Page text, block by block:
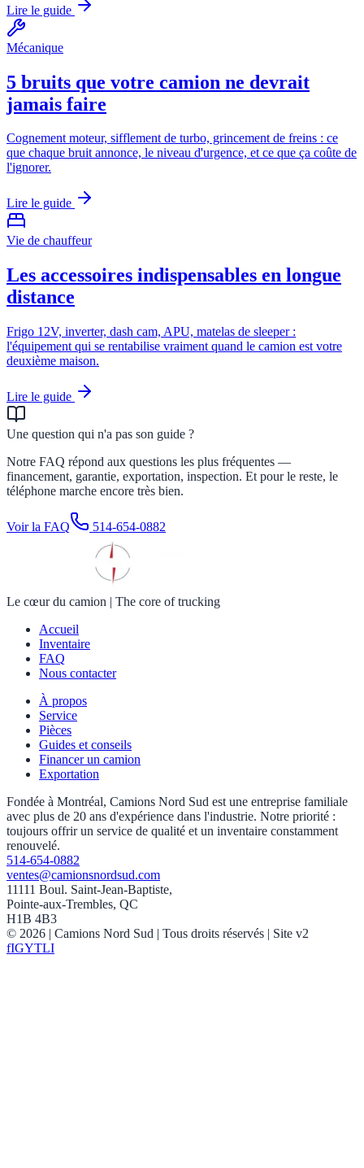
Lire le guide
Mécanique
5 bruits que votre camion ne devrait
jamais faire
Cognement moteur, sifflement de turbo, grincement de freins : ce
que chaque bruit annonce, le niveau d'urgence, et ce que ça coûte de
l'ignorer.
Lire le guide
Vie de chauffeur
Les accessoires indispensables en longue
distance
Frigo 12V, inverter, dash cam, APU, matelas de sleeper :
l'équipement qui se rentabilise vraiment quand le camion est votre
deuxième maison.
Lire le guide
Une question qui n'a pas son guide ?
Notre FAQ répond aux questions les plus fréquentes —
financement, garantie, exportation, inspection. Et pour le reste, le
téléphone marche encore très bien.
Voir la FAQ 514-654-0882
Le cœur du camion | The core of trucking
Accueil
Inventaire
FAQ
Nous contacter
À propos
Service
Pièces
Guides et conseils
Financer un camion
Exportation
Fondée à Montréal, Camions Nord Sud est une entreprise familiale
avec plus de 20 ans d'expérience dans l'industrie. Notre priorité :
toujours offrir un service de qualité et un inventaire constamment
renouvelé.
514-654-0882
ventes@camionsnordsud.com
11111 Boul. Saint-Jean-Baptiste,
Pointe-aux-Trembles, QC
H1B 4B3
© 2026 | Camions Nord Sud | Tous droits réservés | Site v2
fIGYTLI